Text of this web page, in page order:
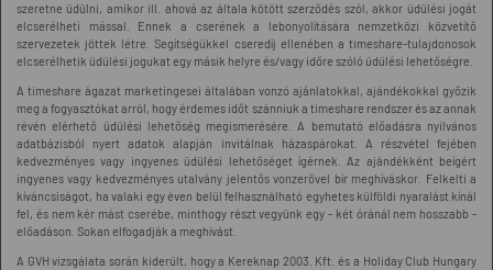
szeretne üdülni, amikor ill. ahová az általa kötött szerződés szól, akkor üdülési jogát
elcserélheti mással. Ennek a cserének a lebonyolítására nemzetközi közvetítő
szervezetek jöttek létre. Segítségükkel cseredíj ellenében a timeshare-tulajdonosok
elcserélhetik üdülési jogukat egy másik helyre és/vagy időre szóló üdülési lehetőségre.
A timeshare ágazat marketingesei általában vonzó ajánlatokkal, ajándékokkal győzik
meg a fogyasztókat arról, hogy érdemes időt szánniuk a timeshare rendszer és az annak
révén elérhető üdülési lehetőség megismerésére. A bemutató előadásra nyilvános
adatbázisból nyert adatok alapján invitálnak házaspárokat. A részvétel fejében
kedvezményes vagy ingyenes üdülési lehetőséget ígérnek. Az ajándékként beígért
ingyenes vagy kedvezményes utalvány jelentős vonzerővel bír meghíváskor. Felkelti a
kíváncsiságot, ha valaki egy éven belül felhasználható egyhetes külföldi nyaralást kínál
fel, és nem kér mást cserébe, minthogy részt vegyünk egy - két óránál nem hosszabb -
előadáson. Sokan elfogadják a meghívást.
A GVH vizsgálata során kiderült, hogy a Kereknap 2003. Kft. és a Holiday Club Hungary